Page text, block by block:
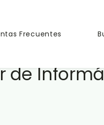
Frecuentes
de